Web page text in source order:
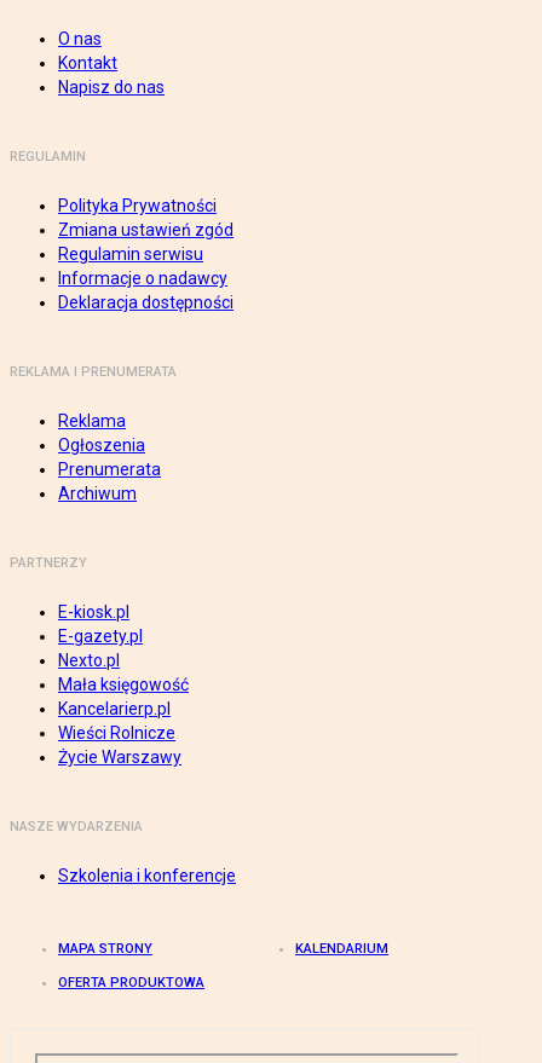
O nas
Kontakt
Napisz do nas
REGULAMIN
Polityka Prywatności
Zmiana ustawień zgód
Regulamin serwisu
Informacje o nadawcy
Deklaracja dostępności
REKLAMA I PRENUMERATA
Reklama
Ogłoszenia
Prenumerata
Archiwum
PARTNERZY
E-kiosk.pl
E-gazety.pl
Nexto.pl
Mała księgowość
Kancelarierp.pl
Wieści Rolnicze
Życie Warszawy
NASZE WYDARZENIA
Szkolenia i konferencje
MAPA STRONY KALENDARIUM
OFERTA PRODUKTOWA